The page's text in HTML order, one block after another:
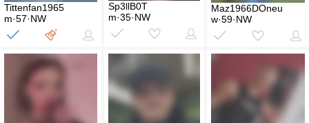
Tittenfan1965
m·57·NW
Sp3llB0T
m·35·NW
Maz1966DOneu
w·59·NW